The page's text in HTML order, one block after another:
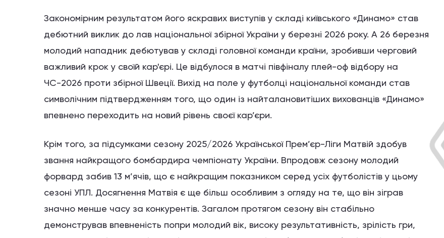
Закономірним результатом його яскравих виступів у складі київського «Динамо» став
дебютний виклик до лав національної збірної України у березні 2026 року. А 26 березня
молодий нападник дебютував у складі головної команди країни, зробивши черговий
важливий крок у своїй кар'єрі. Це відбулося в матчі півфіналу плей-оф відбору на
ЧС-2026 проти збірної Швеції. Вихід на поле у футболці національної команди став
символічним підтвердженням того, що один із найталановитіших вихованців «Динамо»
впевнено переходить на новий рівень своєї кар’єри.
Крім того, за підсумками сезону 2025/2026 Української Прем’єр-Ліги Матвій здобув
звання найкращого бомбардира чемпіонату України. Впродовж сезону молодий
форвард забив 13 м’ячів, що є найкращим показником серед усіх футболістів у цьому
сезоні УПЛ. Досягнення Матвія є ще більш особливим з огляду на те, що він зіграв
значно менше часу за конкурентів. Загалом протягом сезону він стабільно
демонстрував впевненість попри молодий вік, високу результативність, зрілість гри,